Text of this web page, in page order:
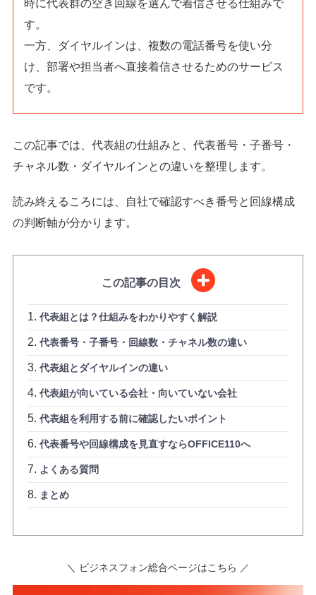
時に代表群の空き回線を選んで着信させる仕組みで
す。
一方、ダイヤルインは、複数の電話番号を使い分
け、部署や担当者へ直接着信させるためのサービス
です。
この記事では、代表組の仕組みと、代表番号・子番号・
チャネル数・ダイヤルインとの違いを整理します。
読み終えるころには、自社で確認すべき番号と回線構成
の判断軸が分かります。
この記事の目次
代表組とは？仕組みをわかりやすく解説
代表番号・子番号・回線数・チャネル数の違い
代表組とダイヤルインの違い
代表組が向いている会社・向いていない会社
代表組を利用する前に確認したいポイント
代表番号や回線構成を見直すならOFFICE110へ
よくある質問
まとめ
＼ ビジネスフォン総合ページはこちら ／